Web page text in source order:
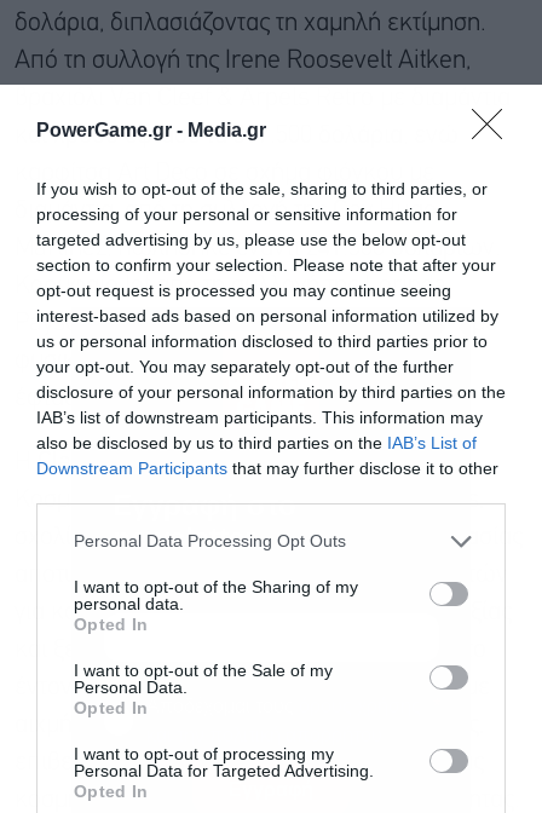
PowerGame.gr - Media.gr
If you wish to opt-out of the sale, sharing to third parties, or
processing of your personal or sensitive information for
targeted advertising by us, please use the below opt-out
section to confirm your selection. Please note that after your
opt-out request is processed you may continue seeing
interest-based ads based on personal information utilized by
us or personal information disclosed to third parties prior to
your opt-out. You may separately opt-out of the further
disclosure of your personal information by third parties on the
IAB’s list of downstream participants. This information may
also be disclosed by us to third parties on the IAB’s List of
Downstream Participants that may further disclose it to other
Personal Data Processing Opt Outs
I want to opt-out of the Sharing of my
personal data.
Opted In
I want to opt-out of the Sale of my
Personal Data.
Opted In
I want to opt-out of processing my
Personal Data for Targeted Advertising.
Opted In
δολάρια, διπλασιάζοντας τη χαμηλή εκτίμηση.
Από τη συλλογή της Irene Roosevelt Aitken,
και χρυσό έφτασε τα 317.500 δολάρια, ενώ
διαμάντια, από τη συλλογή της Gay Hugo-
Martinez, πωλήθηκε έναντι 241.300 δολαρίων.
Κορυφαίο lot από τη συλλογή της Lorinda
Payson de Roulet ήταν μια αντίκα καρφίτσα με
φυσικό μαργαριτάρι και διαμάντια, η οποία
έφτασε τα 1.244.600 δολάρια.
Η Claibourne Poindexter, επικεφαλής
Κοσμημάτων για την Αμερική στον Christie’s,
σχολίασε ότι η πλήρης πώληση της δημοπρασίας
αποτυπώνει την ισχυρή ζήτηση των συλλεκτών
για κοσμήματα σπάνιας ομορφιάς, υψηλής αξίας
έντονο ενδιαφέρον σε όλες τις κατηγορίες, με
αιχμή τους χρωματιστούς πολύτιμους λίθους,
επιβεβαιώνει τη διεθνή δυναμική της αγοράς
κοσμημάτων υψηλής ποιότητας και σπανιότητας.
Εγγραφή στο
newsletter
Αποδέχομαι τους